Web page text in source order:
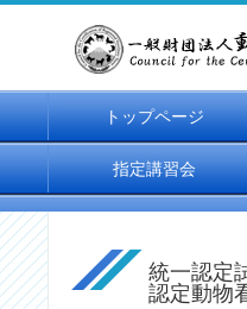
トップページ
指定講習会
統一認定
認定動物